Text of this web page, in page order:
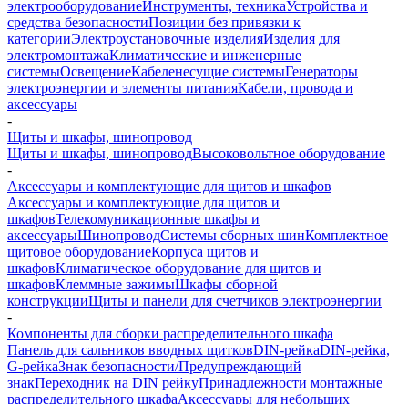
электрооборудованиеИнструменты, техникаУстройства и
средства безопасностиПозиции без привязки к
категорииЭлектроустановочные изделияИзделия для
электромонтажаКлиматические и инженерные
системыОсвещениеКабеленесущие системыГенераторы
электроэнергии и элементы питанияКабели, провода и
аксессуары
-
Щиты и шкафы, шинопровод
Щиты и шкафы, шинопроводВысоковольтное оборудование
-
Аксессуары и комплектующие для щитов и шкафов
Аксессуары и комплектующие для щитов и
шкафовТелекомуникационные шкафы и
аксессуарыШинопроводСистемы сборных шинКомплектное
щитовое оборудованиеКорпуса щитов и
шкафовКлиматическое оборудование для щитов и
шкафовКлеммные зажимыШкафы сборной
конструкцииЩиты и панели для счетчиков электроэнергии
-
Компоненты для сборки распределительного шкафа
Панель для сальников вводных щитковDIN-рейкаDIN-рейка,
G-рейкаЗнак безопасности/Предупреждающий
знакПереходник на DIN рейкуПринадлежности монтажные
распределительного шкафаАксессуары для небольших